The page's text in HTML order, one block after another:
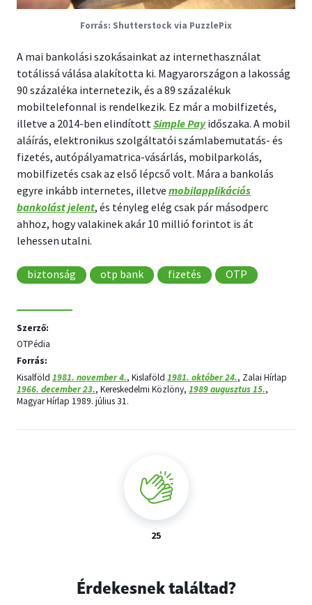
Shutterstock via PuzzlePix
A mai bankolási szokásainkat az internethasználat
totálissá válása alakította ki. Magyarországon a lakosság
90 százaléka internetezik, és a 89 százalékuk
mobiltelefonnal is rendelkezik. Ez már a mobilfizetés,
illetve a 2014-ben elindított Simple Payidőszaka. A mobil
aláírás, elektronikus szolgáltatói számlabemutatás- és
fizetés, autópályamatrica-vásárlás, mobilparkolás,
mobilfizetés csak az első lépcső volt. Mára a bankolás
egyre inkább internetes, illetve mobilapplikációs
bankolást jelent, és tényleg elég csak pár másodperc
ahhoz, hogy valakinek akár 10 millió forintot is át
lehessen utalni.
biztonság otp bank fizetés OTP
Szerző:
OTPédia
Forrás:
Kisalföld 1981. november 4., Kislaföld 1981. október 24., Zalai Hírlap
1966. december 23., Kereskedelmi Közlöny, 1989 augusztus 15.,
Magyar Hírlap 1989. július 31.
Érdekesnek találtad?
25